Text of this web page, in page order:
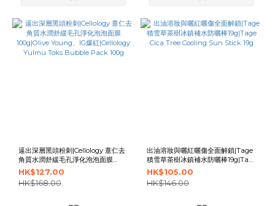
逼出深層黑頭粉刺|Cellology 薏仁去
角質水潤舒緩毛孔淨化泡泡面膜
100g|Olive Young、IG爆
紅|Cellology Yulmu Toks Bubble
Pack 100g
HK$127.00
HK$168.00
出油溶妝與曬紅曬傷全面解鎖|Tage
積雪草茶樹冰鎮補水防曬棒19g|Tage
Cica Tree Cooling Sun Stick 19g
HK$105.00
HK$146.00